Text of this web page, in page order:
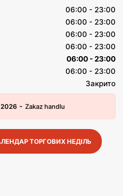
06:00 - 23:00
06:00 - 23:00
06:00 - 23:00
06:00 - 23:00
06:00 - 23:00
06:00 - 23:00
Закрито
- Zakaz handlu
ТОРГОВИХ НЕДІЛЬ